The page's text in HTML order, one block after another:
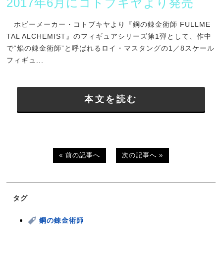
2017年6月にコトブキヤより発売
ホビーメーカー・コトブキヤより『鋼の錬金術師 FULLME
TAL ALCHEMIST』のフィギュアシリーズ第1弾として、作中
で“焔の錬金術師”と呼ばれるロイ・マスタングの1／8スケール
フィギュ...
本文を読む
« 前の記事へ 次の記事へ »
タグ
鋼の錬金術師